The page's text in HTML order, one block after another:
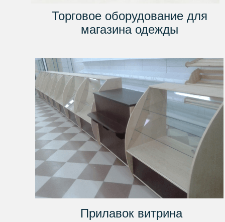
Торговое оборудование для
магазина одежды
Прилавок витрина